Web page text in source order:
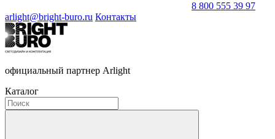
8 800 555 39 97
arlight@bright-buro.ru Контакты
официальный партнер Arlight
Каталог